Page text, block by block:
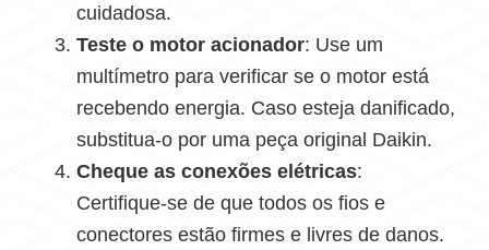
cuidadosa.
Teste o motor acionador: Use um
multímetro para verificar se o motor está
recebendo energia. Caso esteja danificado,
substitua-o por uma peça original Daikin.
Cheque as conexões elétricas:
Certifique-se de que todos os fios e
conectores estão firmes e livres de danos.